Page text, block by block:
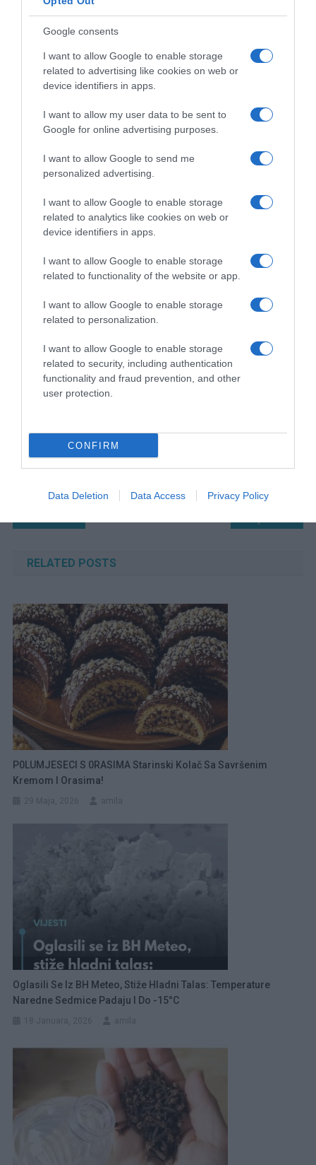
Google consents
I want to allow Google to enable storage
related to advertising like cookies on web or
device identifiers in apps.
I want to allow my user data to be sent to
Google for online advertising purposes.
I want to allow Google to send me
personalized advertising.
I want to allow Google to enable storage
related to analytics like cookies on web or
device identifiers in apps.
I want to allow Google to enable storage
related to functionality of the website or app.
I want to allow Google to enable storage
related to personalization.
I want to allow Google to enable storage
related to security, including authentication
functionality and fraud prevention, and other
user protection.
CONFIRM
Data Deletion Data Access Privacy Policy
Sretno!PREUZETO
Navigacija
RELATED POSTS
P0LUMJESECI S 0RASIMA Starinski Kolač Sa Savršenim
Kremom I Orasima!
Oglasili Se Iz BH Meteo, Stiže Hladni Talas: Temperature
Naredne Sedmice Padaju I Do -15°C